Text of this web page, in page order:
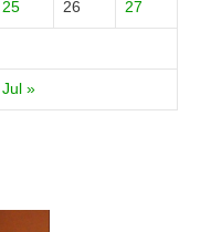
Jul »
25 26 27